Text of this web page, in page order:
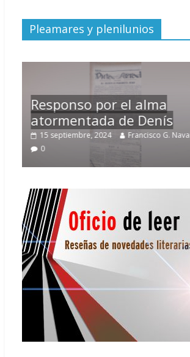
Pleamares y plenilunios
Temprano oficio de lector
2 noviembre, 2024
Francisco G.
0